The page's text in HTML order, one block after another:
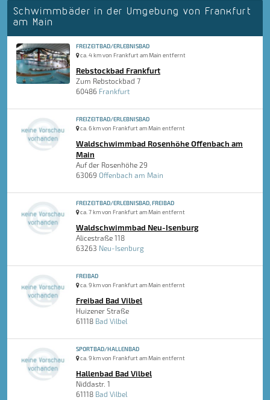
Schwimmbäder in der Umgebung von Frankfurt
am Main
FREIZEITBAD/ERLEBNISBAD
ca. 4 km von Frankfurt am Main entfernt
Rebstockbad Frankfurt
Zum Rebstockbad 7
60486 Frankfurt
FREIZEITBAD/ERLEBNISBAD
ca. 6 km von Frankfurt am Main entfernt
Waldschwimmbad Rosenhöhe Offenbach am
Main
Auf der Rosenhöhe 29
63069 Offenbach am Main
FREIZEITBAD/ERLEBNISBAD, FREIBAD
ca. 7 km von Frankfurt am Main entfernt
Waldschwimmbad Neu-Isenburg
Alicestraße 118
63263 Neu-Isenburg
FREIBAD
ca. 9 km von Frankfurt am Main entfernt
Freibad Bad Vilbel
Huizener Straße
61118 Bad Vilbel
SPORTBAD/HALLENBAD
ca. 9 km von Frankfurt am Main entfernt
Hallenbad Bad Vilbel
Niddastr. 1
61118 Bad Vilbel